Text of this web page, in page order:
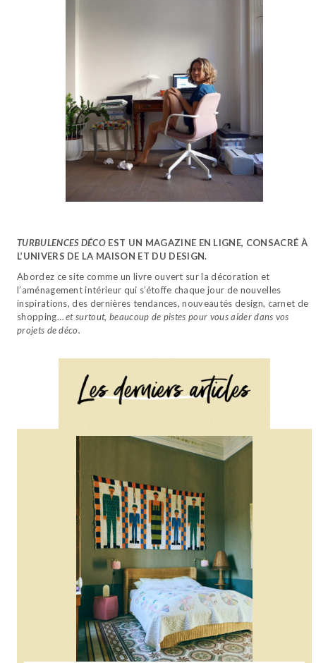
TURBULENCES DÉCO EST UN MAGAZINE EN LIGNE, CONSACRÉ À
L’UNIVERS DE LA MAISON ET DU DESIGN.
Abordez ce site comme un livre ouvert sur la décoration et
l’aménagement intérieur qui s’étoffe chaque jour de nouvelles
inspirations, des dernières tendances, nouveautés design, carnet de
shopping…et surtout, beaucoup de pistes pour vous aider dans vos
projets de déco.